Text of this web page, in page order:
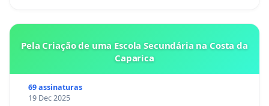
Pela Criação de uma Escola Secundária na Costa da
Caparica
69 assinaturas
19 Dec 2025